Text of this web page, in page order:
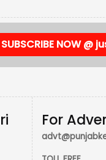
SUBSCRIBE NOW @
For